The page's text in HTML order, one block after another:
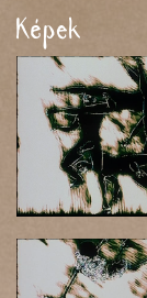
Képek